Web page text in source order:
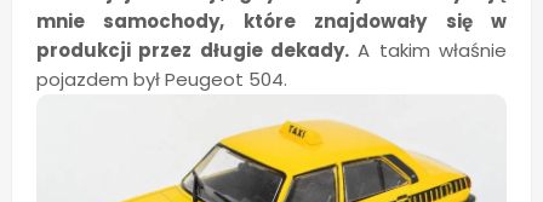
mnie samochody, które znajdowały się w
produkcji przez długie dekady. A takim właśnie
pojazdem był Peugeot 504.